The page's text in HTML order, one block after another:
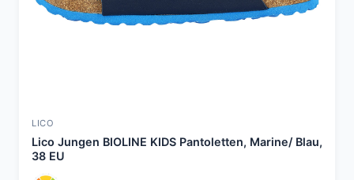
LICO
Lico Jungen BIOLINE KIDS Pantoletten, Marine/ Blau,
38 EU